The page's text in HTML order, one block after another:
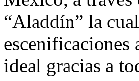
“Aladdín” la
escenificaciones
ideal gracias a